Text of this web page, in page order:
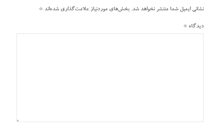
نشانی ایمیل شما منتشر نخواهد شد. بخش‌های موردنیاز علامت‌گذاری شده‌اند *
دیدگاه *